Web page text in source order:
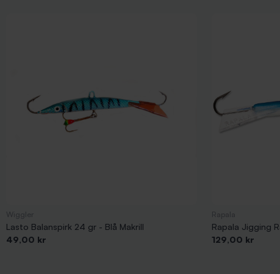
Lasto Balanspirk 24 gr - Blå Makrill
Pris
49,00 kr
Rapala Jigging
Pris
129,00 kr